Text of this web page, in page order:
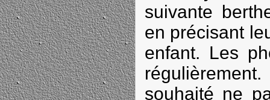
suivante
en précisant
enfant. Les
souhaité ne